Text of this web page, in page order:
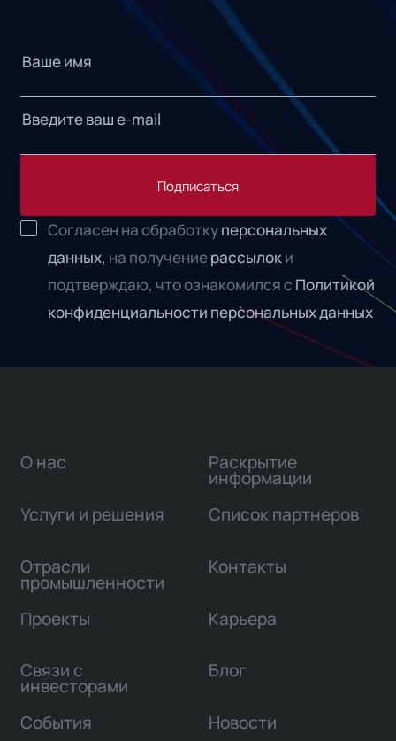
Подписаться
Согласен на обработкуперсональных
данных, на получениерассылоки
подтверждаю, что ознакомился с Политикой
конфиденциальности персональных данных
О нас
Услуги и решения
Отрасли
промышленности
Проекты
Связи с
инвесторами
Раскрытие
информации
Список партнеров
Контакты
Карьера
Блог
События Новости